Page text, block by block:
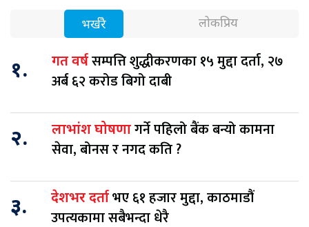
भर्खरै लोकप्रिय
१. गत वर्षसम्पत्ति शुद्धीकरणका १५ मुद्दा दर्ता, २७
अर्ब ६२ करोड बिगो दाबी
२. लाभांश घोषणागर्ने पहिलो बैंक बन्यो कामना
सेवा, बोनस र नगद कति ?
३. देशभर दर्ताभए ६१ हजार मुद्दा, काठमाडौं
उपत्यकामा सबैभन्दा धेरै